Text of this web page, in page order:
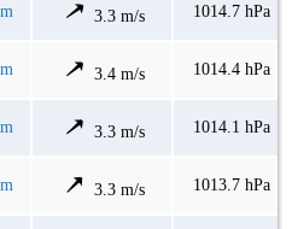
3.3 m/s 1014.7 hPa
3.4 m/s 1014.4 hPa
3.3 m/s 1014.1 hPa
3.3 m/s 1013.7 hPa